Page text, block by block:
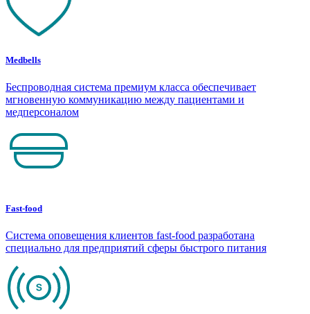
Medbells
Беспроводная система премиум класса обеспечивает
мгновенную коммуникацию между пациентами и
медперсоналом
Fast-food
Система оповещения клиентов fast-food разработана
специально для предприятий сферы быстрого питания